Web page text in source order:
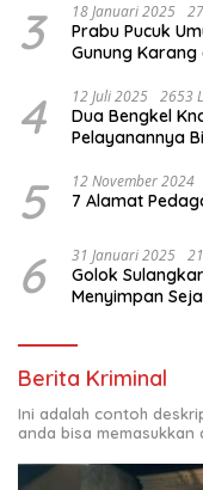
3 18 Januari 2025
Prabu Pucuk
Gunung Karang
4 12 Juli 2025 2653
Dua Bengkel
Pelayanannya
5 12 November 2024
7 Alamat
6 31 Januari 2025
Golok
Menyimpan
Berita Kriminal
Ini adalah contoh
anda bisa memasukkan